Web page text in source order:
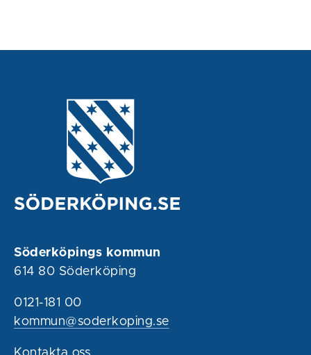
Söderköpings kommun
614 80 Söderköping
0121-181 00
kommun@soderkoping.se